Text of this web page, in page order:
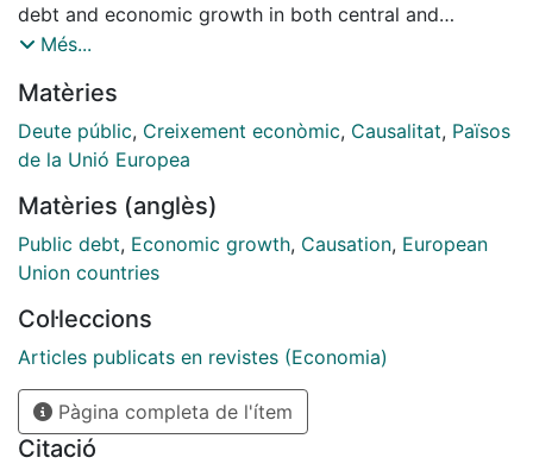
debt and economic growth in both central and
peripheral countries of the European Economic and
directional Granger-causality across both time and
space during the period between 1980 and 2013. The
results suggest evidence of a "diabolic loop" between
Spain after 2009. For Belgium, Greece, Italy and the
Netherlands debt has a negative effect over growth
from an endogenously determined breakpoint and
depending on the country.
Més...
Matèries
Deute públic, Creixement econòmic, Causalitat, Països
de la Unió Europea
Matèries (anglès)
Public debt, Economic growth, Causation, European
Union countries
Col·leccions
Articles publicats en revistes (Economia)
Pàgina completa de l'ítem
Citació